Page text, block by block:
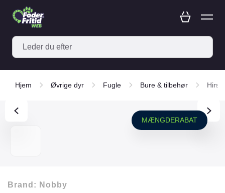
Hjem Øvrige dyr Fugle Bure & tilbehør
MÆNGDERABAT
Brand: Nobby